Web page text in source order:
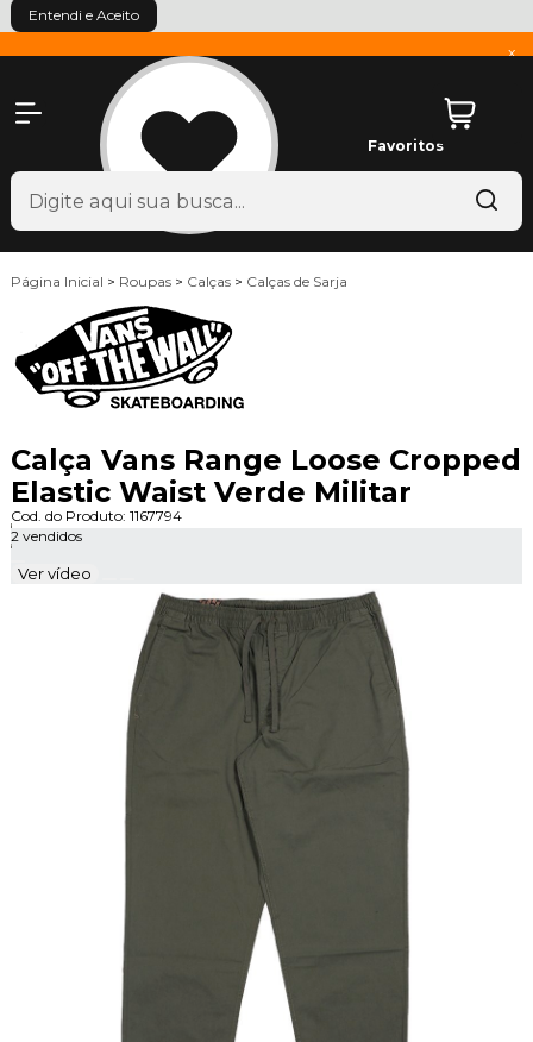
Entendi e Aceito
x
Favoritos
Página Inicial > Roupas > Calças > Calças de Sarja
Calça Vans Range Loose Cropped
Elastic Waist Verde Militar
Cod. do Produto: 1167794
2 vendidos
Ver vídeo